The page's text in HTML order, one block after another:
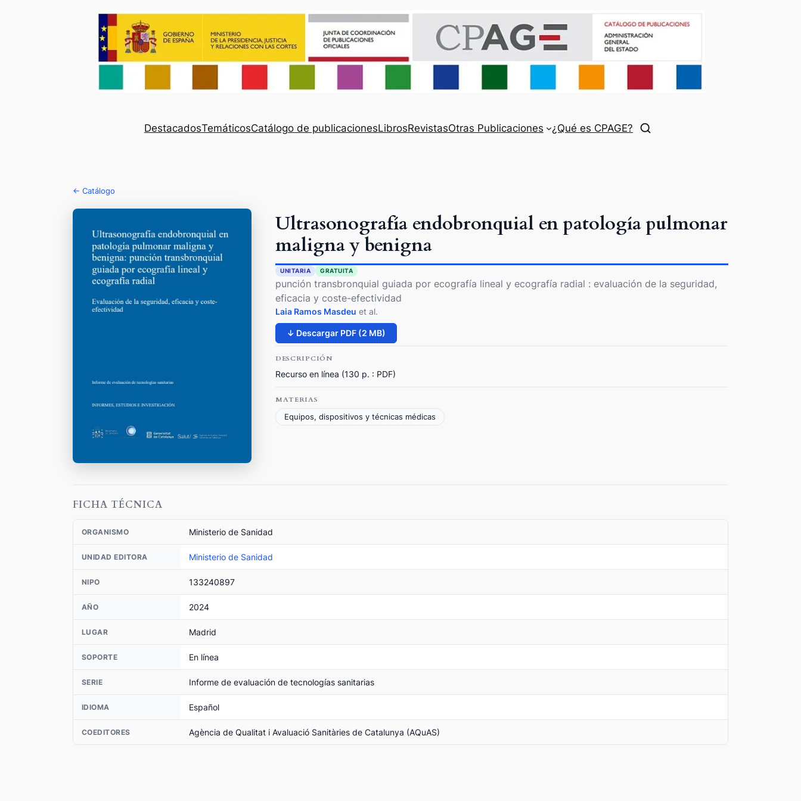
DestacadosTemáticosCatálogo de publicacionesLibrosRevistasOtras Publicaciones ¿Qué es CPAGE?
← Catálogo
Ultrasonografía endobronquial en patología pulmonar
maligna y benigna
UNITARIA GRATUITA
punción transbronquial guiada por ecografía lineal y ecografía radial : evaluación de la seguridad,
eficacia y coste-efectividad
Laia Ramos Masdeu et al.
↓ Descargar PDF (2 MB)
DESCRIPCIÓN
Recurso en línea (130 p. : PDF)
MATERIAS
Equipos, dispositivos y técnicas médicas
FICHA TÉCNICA
ORGANISMO Ministerio de Sanidad
UNIDAD EDITORA Ministerio de Sanidad
NIPO 133240897
AÑO 2024
LUGAR Madrid
SOPORTE En línea
SERIE Informe de evaluación de tecnologías sanitarias
IDIOMA Español
COEDITORES Agència de Qualitat i Avaluació Sanitàries de Catalunya (AQuAS)